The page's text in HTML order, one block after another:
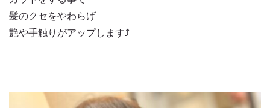
髪のクセをやわらげ
艶や手触りがアップします⤴️